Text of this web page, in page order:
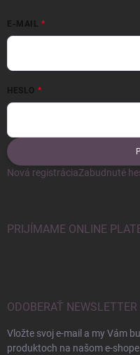
E-MAIL
HESLO
Nová registráciaZabudnuté
PRIJÍMAME ONLINE
ODOBERAŤ NEWSLETTER
Vložte svoj e-mail a my Vám
produktoch na našom e-